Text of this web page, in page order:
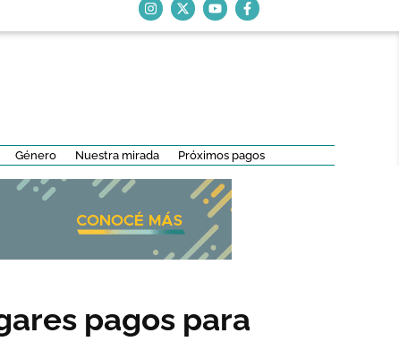
Género Nuestra mirada Próximos pagos
pagos para